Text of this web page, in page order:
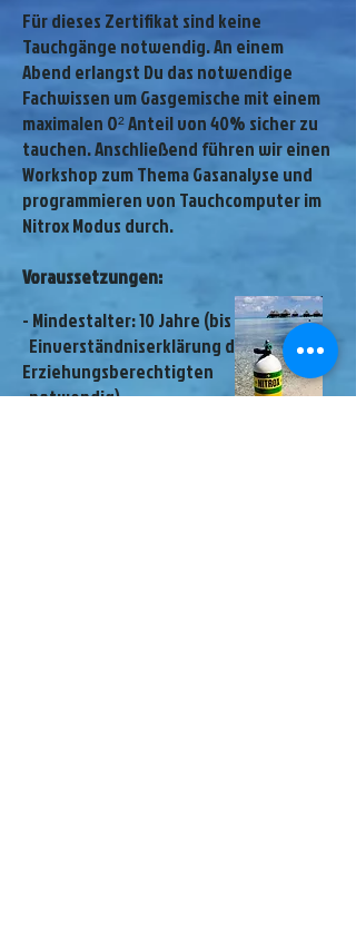
Für dieses Zertifikat sind keine
Tauchgänge notwendig. An einem
Abend erlangst Du das notwendige
Fachwissen um Gasgemische mit einem
maximalen O² Anteil von 40% sicher zu
tauchen. Anschließend führen wir einen
Workshop zum Thema Gasanalyse und
programmieren von Tauchcomputer im
Nitrox Modus durch.
Voraussetzungen:
- Mindestalter: 10 Jahre (bis 18 Jahre
Einverständniserklärung der
Erziehungsberechtigten
notwendig)